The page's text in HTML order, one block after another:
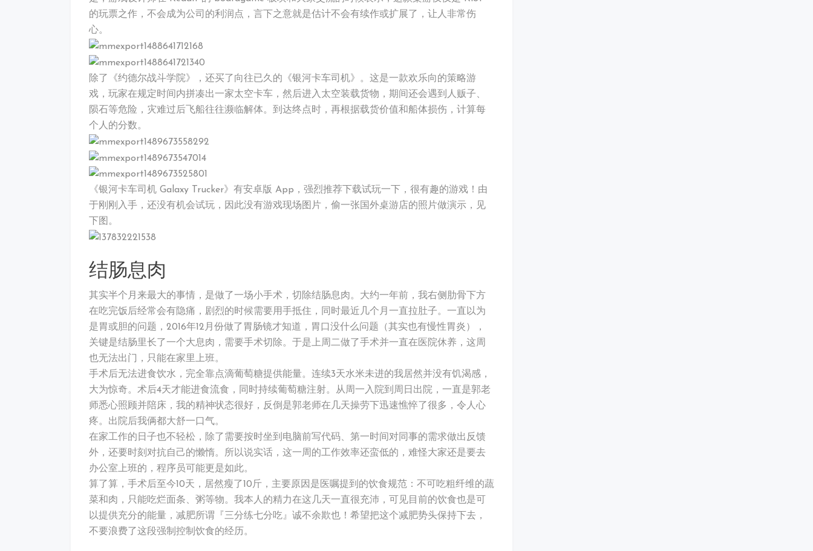
的玩票之作，不会成为公司的利润点，言下之意就是估计不会有续作或扩展了，让人非常伤
心。
除了《约德尔战斗学院》，还买了向往已久的《银河卡车司机》。这是一款欢乐向的策略游
戏，玩家在规定时间内拼凑出一家太空卡车，然后进入太空装载货物，期间还会遇到人贩子、
陨石等危险，灾难过后飞船往往濒临解体。到达终点时，再根据载货价值和船体损伤，计算每
个人的分数。
《银河卡车司机 Galaxy Trucker》有安卓版 App，强烈推荐下载试玩一下，很有趣的游戏！由
于刚刚入手，还没有机会试玩，因此没有游戏现场图片，偷一张国外桌游店的照片做演示，见
下图。
结肠息肉
其实半个月来最大的事情，是做了一场小手术，切除结肠息肉。大约一年前，我右侧肋骨下方
在吃完饭后经常会有隐痛，剧烈的时候需要用手抵住，同时最近几个月一直拉肚子。一直以为
是胃或胆的问题，2016年12月份做了胃肠镜才知道，胃口没什么问题（其实也有慢性胃炎），
关键是结肠里长了一个大息肉，需要手术切除。于是上周二做了手术并一直在医院休养，这周
也无法出门，只能在家里上班。
手术后无法进食饮水，完全靠点滴葡萄糖提供能量。连续3天水米未进的我居然并没有饥渴感，
大为惊奇。术后4天才能进食流食，同时持续葡萄糖注射。从周一入院到周日出院，一直是郭老
师悉心照顾并陪床，我的精神状态很好，反倒是郭老师在几天操劳下迅速憔悴了很多，令人心
疼。出院后我俩都大舒一口气。
在家工作的日子也不轻松，除了需要按时坐到电脑前写代码、第一时间对同事的需求做出反馈
外，还要时刻对抗自己的懒惰。所以说实话，这一周的工作效率还蛮低的，难怪大家还是要去
办公室上班的，程序员可能更是如此。
算了算，手术后至今10天，居然瘦了10斤，主要原因是医嘱提到的饮食规范：不可吃粗纤维的蔬
菜和肉，只能吃烂面条、粥等物。我本人的精力在这几天一直很充沛，可见目前的饮食也是可
以提供充分的能量，减肥所谓『三分练七分吃』诚不余欺也！希望把这个减肥势头保持下去，
不要浪费了这段强制控制饮食的经历。